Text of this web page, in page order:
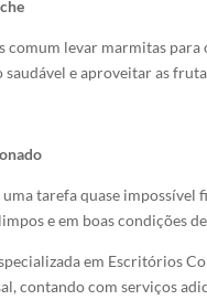
comum levar marmitas
saudável e aproveitar as
uma tarefa quase
e em boas condições
em Escritórios
contando com serviços